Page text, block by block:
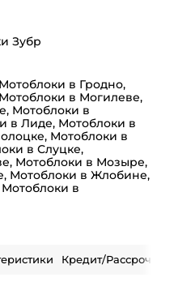
Зубр
Мотоблоки в Гродно,
Мотоблоки в Могилеве,
, Мотоблоки в
в Лиде, Мотоблоки в
, Мотоблоки в
в Слуцке,
, Мотоблоки в Мозыре,
, Мотоблоки в Жлобине,
Мотоблоки в
Кредит/Рассрочка